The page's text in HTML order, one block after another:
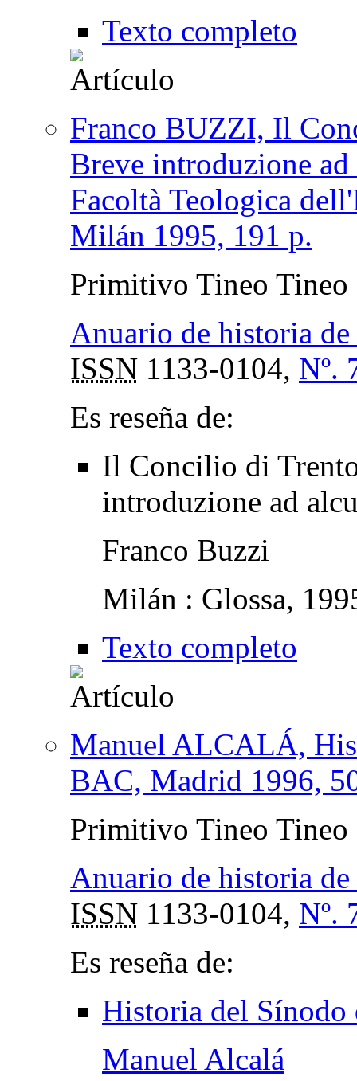
Texto completo
Franco BUZZI, Il
Breve introduzione
Facoltà Teologica
Milán 1995, 191 p.
Primitivo Tineo Tineo
Anuario de historia
ISSN 1133-0104, Nº.
Es reseña de:
Il Concilio di
introduzione ad
Franco Buzzi
Milán : Glossa,
Texto completo
Manuel ALCALÁ,
BAC, Madrid 1996,
Primitivo Tineo Tineo
Anuario de historia
ISSN 1133-0104, Nº.
Es reseña de:
Historia del Sínodo
Manuel Alcalá